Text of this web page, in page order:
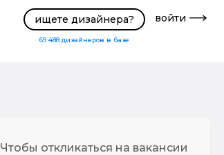
ищете дизайнера?
69 488 дизайнеров в базе
войти
Чтобы откликаться на вакансии